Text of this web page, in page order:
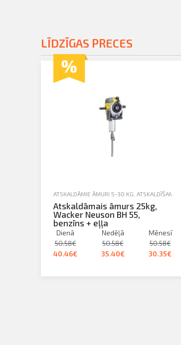
LĪDZĪGAS PRECES
ATSKALDĀMIE ĀMURI 5-30 KG ATSKALDĪŠANA,
Atskaldāmais āmurs 25kg,
Wacker Neuson BH 55,
benzīns + eļļa
Dienā
50.58€
40.46€
Nedēļā
50.58€
35.40€
Mēnesī
50.58€
30.35€